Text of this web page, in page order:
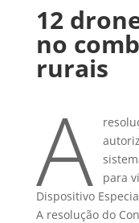
12
no
rurais
A
para
Dispositivo
A resolução do